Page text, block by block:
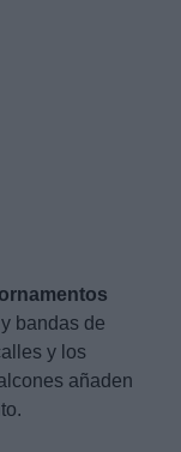
ornamentos
bandas de
y los
añaden